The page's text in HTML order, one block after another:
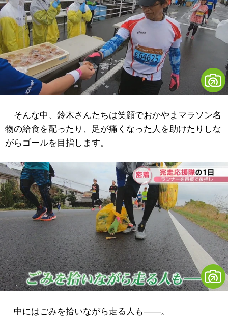
そんな中、鈴木さんたちは笑顔でおかやまマラソン名
物の給食を配ったり、足が痛くなった人を助けたりしな
がらゴールを目指します。
中にはごみを拾いながら走る人も――。